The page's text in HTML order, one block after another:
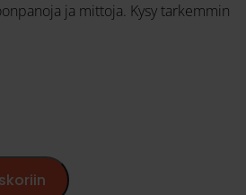
ja mittoja. Kysy tarkemmin